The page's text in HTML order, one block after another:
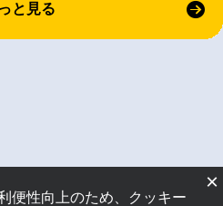
と見る
×
便性向上のため、クッキー